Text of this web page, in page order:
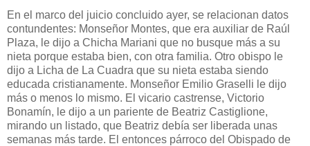
En el marco del juicio concluido ayer, se relacionan datos
contundentes: Monseñor Montes, que era auxiliar de Raúl
Plaza, le dijo a Chicha Mariani que no busque más a su
nieta porque estaba bien, con otra familia. Otro obispo le
dijo a Licha de La Cuadra que su nieta estaba siendo
educada cristianamente. Monseñor Emilio Graselli le dijo
más o menos lo mismo. El vicario castrense, Victorio
Bonamín, le dijo a un pariente de Beatriz Castiglione,
mirando un listado, que Beatriz debía ser liberada unas
semanas más tarde. El entonces párroco del Obispado de